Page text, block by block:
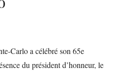
Carlo a célébré son 65e
du président d’honneur, le